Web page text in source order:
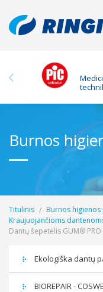
Burnos
Titulinis
Burnos
Kraujuojančioms
Dantų šepetėlis GUM® PRO
Ekologiška dantų
BIOREPAIR -